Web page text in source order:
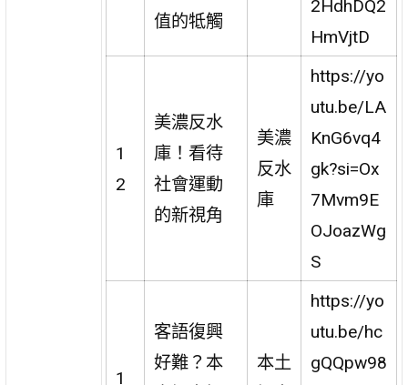
值的牴觸
2HdhDQ2
HmVjtD
1
2
美濃反水
庫！看待
社會運動
的新視角
美濃
反水
庫
https://yo
utu.be/LA
KnG6vq4
gk?si=Ox
7Mvm9E
OJoazWg
S
1
客語復興
好難？本
本土
https://yo
utu.be/hc
gQQpw98